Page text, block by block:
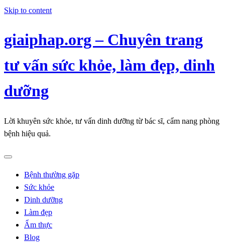
Skip to content
giaiphap.org – Chuyên trang
tư vấn sức khỏe, làm đẹp, dinh
dưỡng
Lời khuyên sức khỏe, tư vấn dinh dưỡng từ bác sĩ, cẩm nang phòng
bệnh hiệu quả.
Bệnh thường gặp
Sức khỏe
Dinh dưỡng
Làm đẹp
Ẩm thực
Blog